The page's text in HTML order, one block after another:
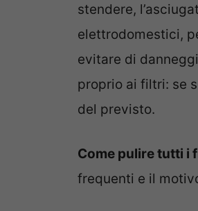
stendere,
elettrodomestici,
evitare di
proprio ai filtri: se
del previsto.
Come pulire tutti i
frequenti e il